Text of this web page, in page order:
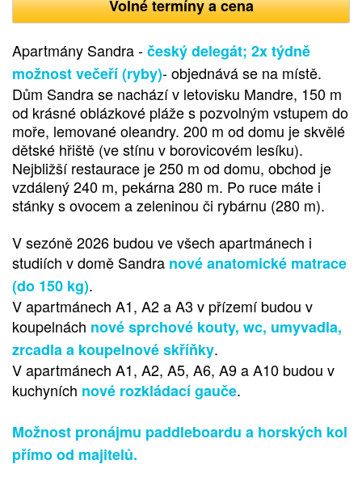
Volné termíny a cena
Apartmány Sandra -český delegát; 2x týdně
možnost večeří (ryby)- objednává se na místě.
Dům Sandra se nachází v letovisku Mandre, 150 m
od krásné oblázkové pláže s pozvolným vstupem do
moře, lemované oleandry. 200 m od domu je skvělé
dětské hřiště (ve stínu v borovicovém lesíku).
Nejbližší restaurace je 250 m od domu, obchod je
vzdálený 240 m, pekárna 280 m. Po ruce máte i
stánky s ovocem a zeleninou či rybárnu (280 m).
V sezóně 2026 budou ve všech apartmánech i
studiích v domě Sandra nové anatomické matrace
(do 150 kg).
V apartmánech A1, A2 a A3 v přízemí budou v
koupelnách nové sprchové kouty, wc, umyvadla,
zrcadla a koupelnové skříňky.
V apartmánech A1, A2, A5, A6, A9 a A10 budou v
kuchyních nové rozkládací gauče.
Možnost pronájmu paddleboardu a horských kol
přímo od majitelů.